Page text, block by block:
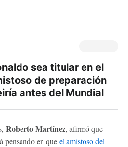
sea titular en el
de preparación
antes del Mundial
Roberto Martínez, afirmó que
pensando en queel amistoso del